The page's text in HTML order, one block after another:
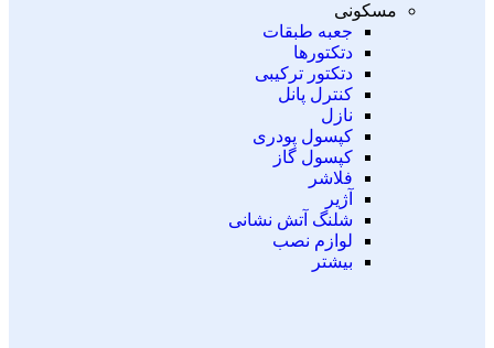
مسکونی
جعبه طبقات
دتکتورها
دتکتور ترکیبی
کنترل پانل
نازل
کپسول پودری
کپسول گاز
فلاشر
آژیر
شلنگ آتش نشانی
لوازم نصب
بیشتر